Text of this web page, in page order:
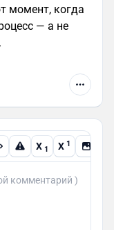
момент, когда
— а не
X 1 X 1